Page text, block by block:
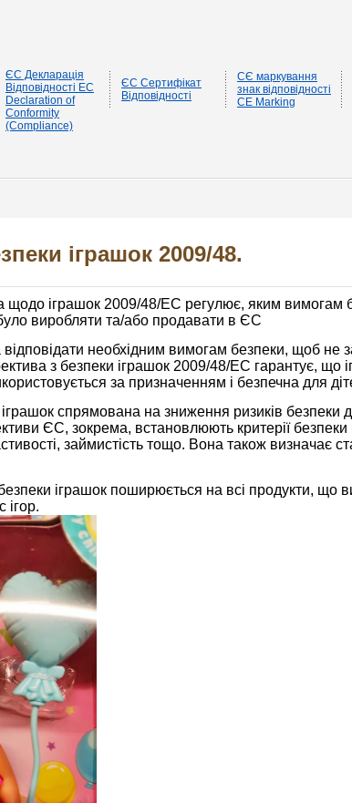
ЄС Декларація
Відповідності EC
Declaration of
Conformity
(Compliance)
ЄС Сертифікат
Відповідності
CЄ маркування
знак відповідності
CE Marking
іграшок 2009/48.
іграшок 2009/48/EC регулює, яким вимогам
виробляти та/або продавати в ЄС
необхідним вимогам безпеки, щоб не
з безпеки іграшок 2009/48/EC гарантує, що
за призначенням і безпечна для
спрямована на зниження ризиків безпеки
ЄС, зокрема, встановлюють критерії безпеки
займистість тощо. Вона також визначає
іграшок поширюється на всі продукти, що
ігор.